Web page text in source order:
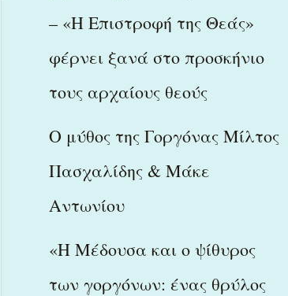
– «Η Επιστροφή της Θεάς»
φέρνει ξανά στο προσκήνιο
τους αρχαίους θεούς
Ο μύθος της Γοργόνας Μίλτος
Πασχαλίδης & Μάκε
Αντωνίου
«Η Μέδουσα και ο ψίθυρος
των γοργόνων: ένας θρύλος